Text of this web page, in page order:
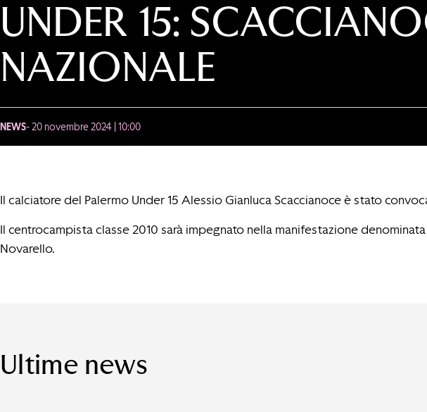
UNDER 15:
NAZIONALE
NEWS- 20 novembre 2024 | 10:00
Il calciatore del Palermo Under 15 Alessio Gianluca Scaccianoce è stato
Il centrocampista classe 2010 sarà impegnato nella manifestazione
Novarello.
Ultime news